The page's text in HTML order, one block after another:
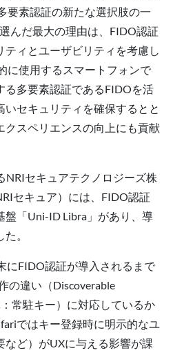
要素認証の新たな選択肢の一
んだ最大の理由は、FIDO認証
ティとユーザビリティを考慮し
に使用するスマートフォンで
る多要素認証であるFIDOを活
いセキュリティを確保するとと
クスペリエンスの向上にも貢献
NRIセキュアテクノロジーズ株
セキュア）には、FIDO認証
盤「Uni-ID Libra」があり、導
。
にFIDO認証が導入されるまで
の違い（Discoverable
常駐キー）に対応しているか
ではキー登録時に明示的なユ
など）がUXに与える影響が課